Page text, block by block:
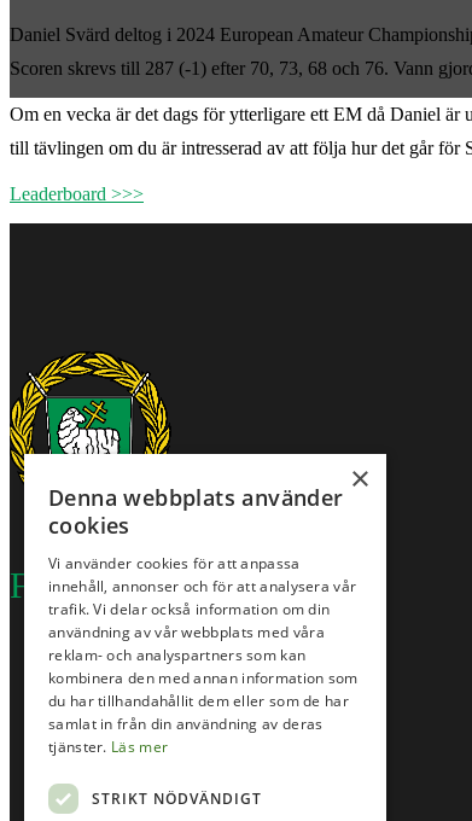
Daniel Svärd deltog i 2024 European Amateur
Scoren skrevs till 287 (-1) efter 70, 73, 68 och 76. Vann
Om en vecka är det dags för ytterligare ett EM då Daniel är
till tävlingen om du är intresserad av att följa hur det går för
Leaderboard >>>
Följ oss på
Facebook
×
Denna webbplats använder
cookies
Vi använder cookies för att anpassa
innehåll, annonser och för att analysera vår
trafik. Vi delar också information om din
användning av vår webbplats med våra
reklam- och analyspartners som kan
kombinera den med annan information som
du har tillhandahållit dem eller som de har
samlat in från din användning av deras
tjänster. Läs mer
STRIKT NÖDVÄNDIGT